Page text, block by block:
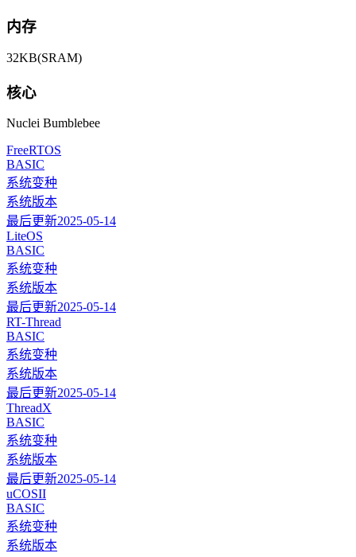
内存
32KB(SRAM)
核心
Nuclei Bumblebee
FreeRTOS
BASIC
系统变种
系统版本
最后更新2025-05-14
LiteOS
BASIC
系统变种
系统版本
最后更新2025-05-14
RT-Thread
BASIC
系统变种
系统版本
最后更新2025-05-14
ThreadX
BASIC
系统变种
系统版本
最后更新2025-05-14
uCOSII
BASIC
系统变种
系统版本